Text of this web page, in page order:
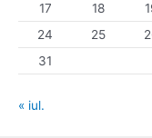
17
18
24
25
31
« iul.